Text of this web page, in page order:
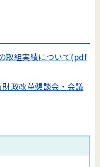
取組実績について(pdf
政改革懇談会・会議